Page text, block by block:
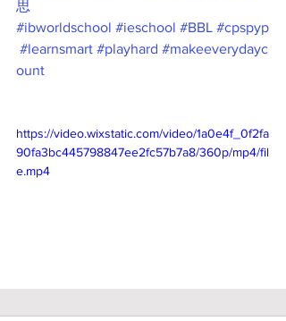
思
#ibworldschool #ieschool #BBL #cpspyp
#learnsmart #playhard #makeeverydayc
ount
https://video.wixstatic.com/video/1a0e4f_0f2fa
90fa3bc445798847ee2fc57b7a8/360p/mp4/fil
e.mp4